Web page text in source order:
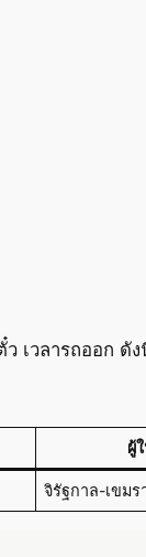
เวลารถออก ดัง
ผู้
จิรัฐกาล-เขมร